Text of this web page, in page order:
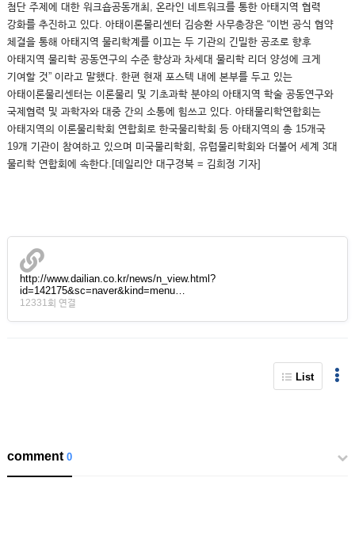
첨단 주제에 대한 워크숍공동개최, 온라인 네트워크를 통한 아태지역 협력
강화를 추진하고 있다. 아태이론물리센터 김승환 사무총장은 “이번 공식 협약
체결을 통해 아태지역 물리학계를 이끄는 두 기관의 긴밀한 공조로 향후
아태지역 물리학 공동연구의 수준 향상과 차세대 물리학 리더 양성에 크게
기여할 것” 이라고 말했다. 한편 현재 포스텍 내에 본부를 두고 있는
아태이론물리센터는 이론물리 및 기초과학 분야의 아태지역 학술 공동연구와
국제협력 및 과학자와 대중 간의 소통에 힘쓰고 있다. 아태물리학연합회는
아태지역의 이론물리학회 연합회로 한국물리학회 등 아태지역의 총 15개국
19개 기관이 참여하고 있으며 미국물리학회, 유럽물리학회와 더불어 세계 3대
물리학 연합회에 속한다.[데일리안 대구경북 = 김희정 기자]
http://www.dailian.co.kr/news/n_view.html?
id=142175&sc=naver&kind=menu…
12331회 연결
List
comment0